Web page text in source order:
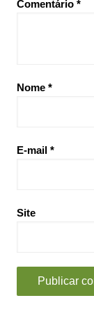
Comentário *
Nome *
E-mail *
Site